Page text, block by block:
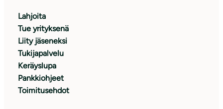
Lahjoita
Tue yrityksenä
Liity jäseneksi
Tukijapalvelu
Keräyslupa
Pankkiohjeet
Toimitusehdot